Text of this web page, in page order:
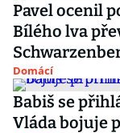
Pavel ocenil
Bílého lva
Domácí
Babiš se
Vláda bojuje